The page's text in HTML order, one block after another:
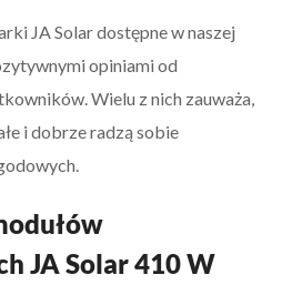
JA Solar dostępne w naszej
opiniami od
Wielu z nich zauważa,
i dobrze radzą sobie
JA Solar 410 W